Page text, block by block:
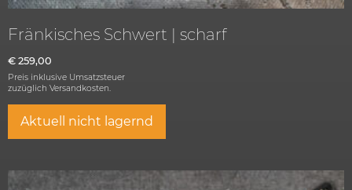
Fränkisches Schwert | scharf
€ 259,00
Preis inklusive Umsatzsteuer
zuzüglich Versandkosten.
Aktuell nicht lagernd